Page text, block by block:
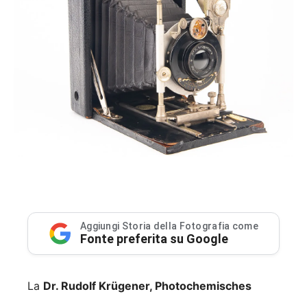
Aggiungi Storia della Fotografia come
Fonte preferita su Google
La Dr. Rudolf Krügener, Photochemisches